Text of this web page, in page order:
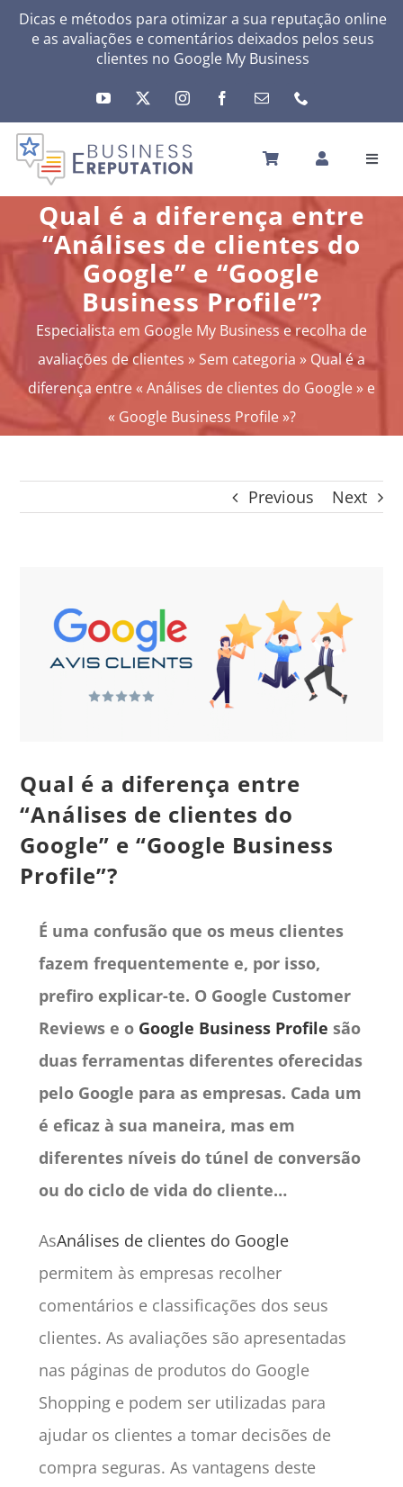
SkipDicas e métodos para otimizar a sua reputação online
e as avaliações e comentários deixados pelos seus
clientes no Google My Business
INÍCIO
A SUA REPUTAÇÃO
A SUA ATIVIDADE
MEUS SERVIÇOS
OUTRAS SOLUÇÕES
NEWS
SOBRE
A MINHA CONTA
SEARCH
Qual é a diferença entre
“Análises de clientes do
Google” e “Google
Business Profile”?
Especialista em Google My Business e recolha de
avaliações de clientes » Sem categoria » Qual é a
diferença entre « Análises de clientes do Google » e
« Google Business Profile »?
Previous Next
Larger
Image
Qual é a diferença entre
“Análises de clientes do
Google” e “Google Business
Profile”?
É uma confusão que os meus clientes
fazem frequentemente e, por isso,
prefiro explicar-te. O Google Customer
Reviews e o Google Business Profile são
duas ferramentas diferentes oferecidas
pelo Google para as empresas. Cada um
é eficaz à sua maneira, mas em
diferentes níveis do túnel de conversão
ou do ciclo de vida do cliente…
AsAnálises de clientes do Google
permitem às empresas recolher
comentários e classificações dos seus
clientes. As avaliações são apresentadas
nas páginas de produtos do Google
Shopping e podem ser utilizadas para
ajudar os clientes a tomar decisões de
compra seguras. As vantagens deste